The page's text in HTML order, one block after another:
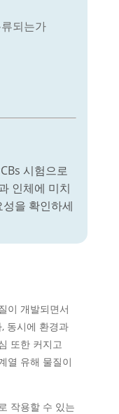
되는가
시험으로
인체에 미치
을 확인하세
이 개발되면서
동시에 환경과
또한 커지고
열 유해 물질이
작용할 수 있는